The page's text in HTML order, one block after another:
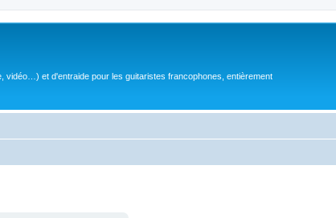
vidéo…) et d'entraide pour les guitaristes francophones, entièrement